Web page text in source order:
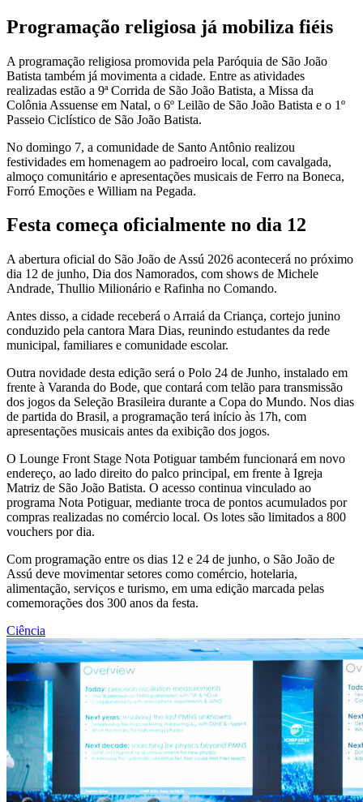
Programação religiosa já mobiliza fiéis
A programação religiosa promovida pela Paróquia de São João
Batista também já movimenta a cidade. Entre as atividades
realizadas estão a 9ª Corrida de São João Batista, a Missa da
Colônia Assuense em Natal, o 6º Leilão de São João Batista e o 1º
Passeio Ciclístico de São João Batista.
No domingo 7, a comunidade de Santo Antônio realizou
festividades em homenagem ao padroeiro local, com cavalgada,
almoço comunitário e apresentações musicais de Ferro na Boneca,
Forró Emoções e William na Pegada.
Festa começa oficialmente no dia 12
A abertura oficial do São João de Assú 2026 acontecerá no próximo
dia 12 de junho, Dia dos Namorados, com shows de Michele
Andrade, Thullio Milionário e Rafinha no Comando.
Antes disso, a cidade receberá o Arraiá da Criança, cortejo junino
conduzido pela cantora Mara Dias, reunindo estudantes da rede
municipal, familiares e comunidade escolar.
Outra novidade desta edição será o Polo 24 de Junho, instalado em
frente à Varanda do Bode, que contará com telão para transmissão
dos jogos da Seleção Brasileira durante a Copa do Mundo. Nos dias
de partida do Brasil, a programação terá início às 17h, com
apresentações musicais antes da exibição dos jogos.
O Lounge Front Stage Nota Potiguar também funcionará em novo
endereço, ao lado direito do palco principal, em frente à Igreja
Matriz de São João Batista. O acesso continua vinculado ao
programa Nota Potiguar, mediante troca de pontos acumulados por
compras realizadas no comércio local. Os lotes são limitados a 800
vouchers por dia.
Com programação entre os dias 12 e 24 de junho, o São João de
Assú deve movimentar setores como comércio, hotelaria,
alimentação, serviços e turismo, em uma edição marcada pelas
comemorações dos 300 anos da festa.
Ciência